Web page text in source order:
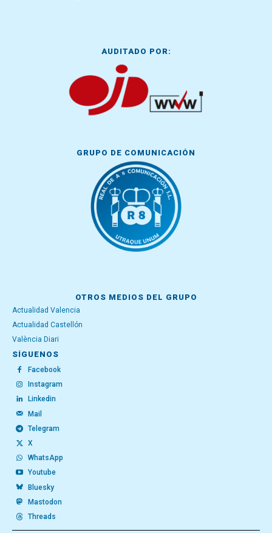
AUDITADO POR:
GRUPO DE COMUNICACIÓN
OTROS MEDIOS DEL GRUPO
Actualidad Valencia
Actualidad Castellón
València Diari
SÍGUENOS
Facebook
Instagram
Linkedin
Mail
Telegram
X
WhatsApp
Youtube
Bluesky
Mastodon
Threads